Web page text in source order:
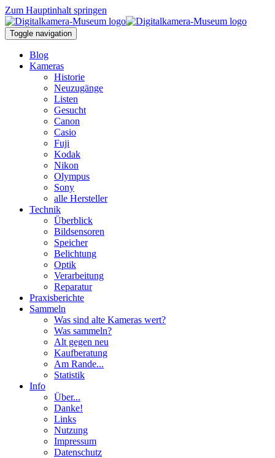
Zum Hauptinhalt springen
Toggle navigation
Blog
Kameras
Historie
Neuzugänge
Listen
Gesucht
Canon
Casio
Fuji
Kodak
Nikon
Olympus
Sony
alle Hersteller
Technik
Überblick
Bildsensoren
Speicher
Belichtung
Optik
Verarbeitung
Reparatur
Praxisberichte
Sammeln
Was sind alte Kameras wert?
Was sammeln?
Alt gegen neu
Kaufberatung
Am Rande...
Statistik
Info
Über...
Danke!
Links
Nutzung
Impressum
Datenschutz